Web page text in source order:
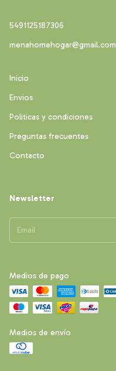
5491125187306
menahomehogar@gmail.com
Inicio
Envios
Politicas y condiciones
Preguntas frecuentes
Contacto
Newsletter
Medios de pago
Medios de envío